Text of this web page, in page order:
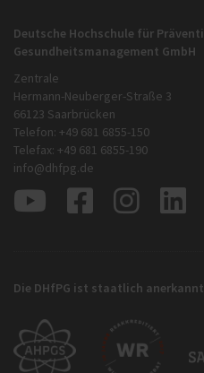
Deutsche Hochschule für
Gesundheitsmanagement GmbH
Zentrale
Hermann-Neuberger-Straße 3
66123 Saarbrücken
Telefon: +49 681 6855-150
Telefax: +49 681 6855-190
info@dhfpg.de
Die DHfPG ist staatlich